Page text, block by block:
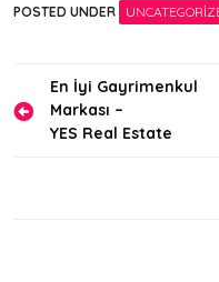
POSTED UNDER
Yazı
gezinmesi
En İyi Gayrimenkul
Markası –
YES Real Estate